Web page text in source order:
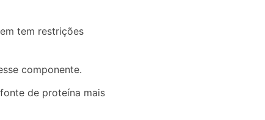
tem restrições
componente.
de proteína mais